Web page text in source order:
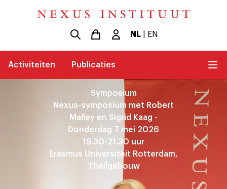
NL| EN
Activiteiten Publicaties
Symposium
Nexus-symposium met Robert
Malley en Sigrid Kaag -
Donderdag 7 mei 2026
19.30-21.30 uur
Erasmus Universiteit Rotterdam,
Theilgebouw